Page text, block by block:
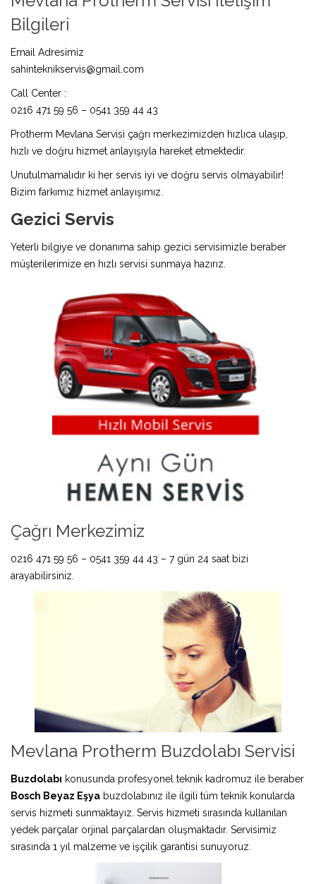
Bilgileri
Email Adresimiz
sahinteknikservis@gmail.com
Call Center :
0216 471 59 56 – 0541 359 44 43
Protherm Mevlana Servisi çağrı merkezimizden hızlıca ulaşıp,
hızlı ve doğru hizmet anlayışıyla hareket etmektedir.
Unutulmamalıdır ki her servis iyi ve doğru servis olmayabilir!
Bizim farkımız hizmet anlayışımız.
Gezici Servis
Yeterli bilgiye ve donanıma sahip gezici servisimizle beraber
müşterilerimize en hızlı servisi sunmaya hazırız.
Çağrı Merkezimiz
0216 471 59 56 – 0541 359 44 43 – 7 gün 24 saat bizi
arayabilirsiniz.
Mevlana Protherm Buzdolabı Servisi
Buzdolabı konusunda profesyonel teknik kadromuz ile beraber
Bosch Beyaz Eşya buzdolabınız ile ilgili tüm teknik konularda
servis hizmeti sunmaktayız. Servis hizmeti sırasında kullanılan
yedek parçalar orjinal parçalardan oluşmaktadır. Servisimiz
sırasında 1 yıl malzeme ve işçilik garantisi sunuyoruz.